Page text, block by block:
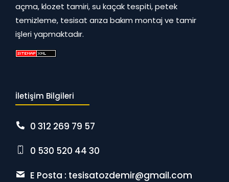
açma, klozet tamiri, su kaçak tespiti, petek
temizleme, tesisat arıza bakım montaj ve tamir
işleri yapmaktadır.
İletişim Bilgileri
0 312 269 79 57
0 530 520 44 30
E Posta : tesisatozdemir@gmail.com